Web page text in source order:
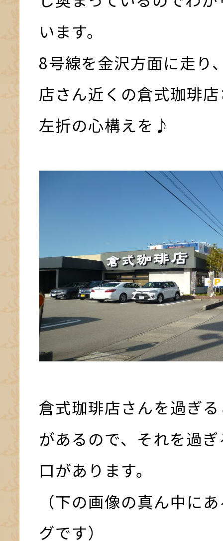
います。
8号線を金沢方面に走り
店さん近くの倉式珈琲
左折の心構えを♪
倉式珈琲店さんを過ぎ
があるので、それを過
口があります。
（下の画像の真ん中に
グです）